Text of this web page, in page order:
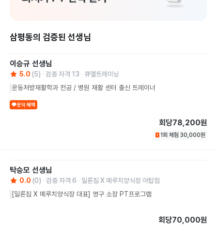
삼평동의 검증된 선생님
이승규 선생님
5.0 (5) 검증 자격 13
큐엘트레이닝
운동처방재활학과 전공 / 병원 재활 센터 출신 트레이너
운닥 혜택
회당78,200원
1회 체험 30,000원
탁승모 선생님
0.0 (0) 검증 자격 6
일론짐 X 메루치양식장 야탑점
[일론짐 X 메루치양식장 대표] 영구 소장 PT프로그램
회당70,000원